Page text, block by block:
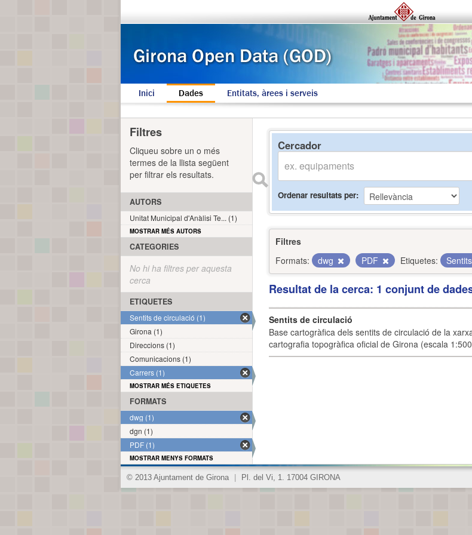
Inici Dades Entitats, àrees i serveis
Cercador
Ordenar resultats per
Filtres
Formats:
dwg PDF Etiquetes:
Resultat de la cerca: 1 conjunt de
Sentits de circulació
Base cartogràfica dels sentits de circulació de la
cartografia topogràfica oficial de Girona (escala
Filtres
Cliqueu sobre un o més
termes de la llista següent
per filtrar els resultats.
AUTORS
Unitat Municipal d'Anàlisi Te... (1)
MOSTRAR MÉS AUTORS
CATEGORIES
No hi ha filtres per aquesta
cerca
ETIQUETES
Sentits de circulació (1)
Girona (1)
Direccions (1)
Comunicacions (1)
Carrers (1)
MOSTRAR MÉS ETIQUETES
FORMATS
dwg (1)
dgn (1)
PDF (1)
MOSTRAR MENYS FORMATS
© 2013 Ajuntament de Girona Pl. del Vi, 1. 17004 GIRONA